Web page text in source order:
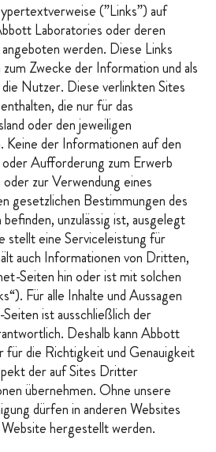
(”Links”) auf
Laboratories oder deren
werden. Diese Links
Zwecke der Information und als
Nutzer. Diese verlinkten Sites
die nur für das
oder den jeweiligen
der Informationen auf den
Aufforderung zum Erwerb
zur Verwendung eines
gesetzlichen Bestimmungen des
befinden, unzulässig ist, ausgelegt
stellt eine Serviceleistung für
auch Informationen von Dritten,
Seiten hin oder ist mit solchen
Für alle Inhalte und Aussagen
ist ausschließlich der
Deshalb kann Abbott
für die Richtigkeit und Genauigkeit
der auf Sites Dritter
übernehmen. Ohne unsere
dürfen in anderen Websites
hergestellt werden.